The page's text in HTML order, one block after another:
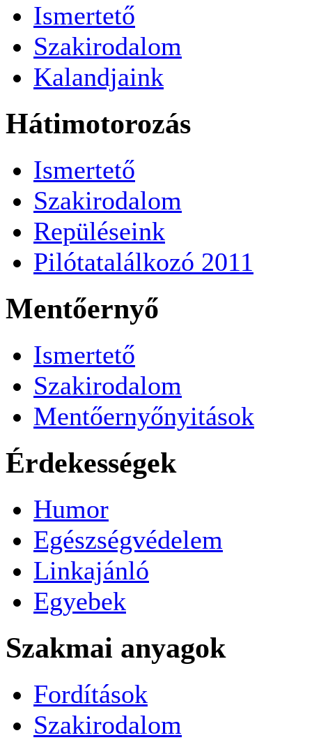
Ismertető
Szakirodalom
Kalandjaink
Hátimotorozás
Ismertető
Szakirodalom
Repüléseink
Pilótatalálkozó 2011
Mentőernyő
Ismertető
Szakirodalom
Mentőernyőnyitások
Érdekességek
Humor
Egészségvédelem
Linkajánló
Egyebek
Szakmai anyagok
Fordítások
Szakirodalom